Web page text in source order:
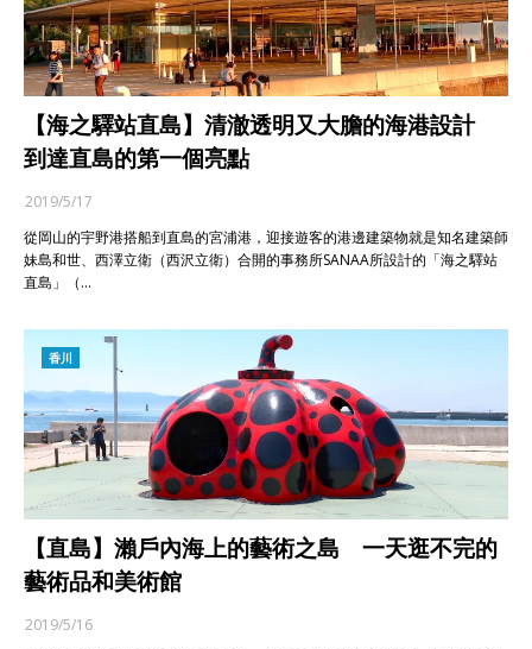
【海之驛站直島】清澈透明又大膽的海港設計
到達直島的第一個亮點
2019/5/17
從岡山的宇野港搭船到直島的宮浦港，迎接遊客的港邊建築物就是知名建築師
妹島和世、西澤立衛（西沢立衛）合開的事務所SANAA所設計的「海之驛站
直島」（…
香川
【直島】瀨戶內海上的藝術之島 一天逛不完的
藝術品和美術館
2019/5/16